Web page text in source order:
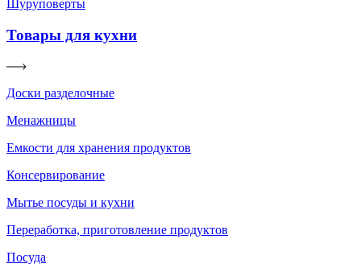
Шуруповерты
Товары для кухни
Доски разделочные
Менажницы
Емкости для хранения продуктов
Консервирование
Мытье посуды и кухни
Переработка, приготовление продуктов
Посуда